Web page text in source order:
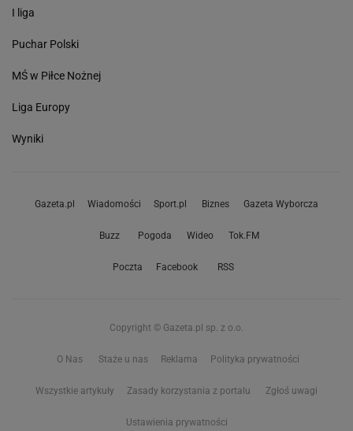
I liga
Puchar Polski
MŚ w Piłce Nożnej
Liga Europy
Wyniki
Gazeta.pl Wiadomości Sport.pl Biznes Gazeta Wyborcza
Buzz Pogoda Wideo Tok.FM
Poczta Facebook RSS
Copyright © Gazeta.pl sp. z o.o.
O Nas Staże u nas Reklama Polityka prywatności
Wszystkie artykuły Zasady korzystania z portalu Zgłoś uwagi
Ustawienia prywatności